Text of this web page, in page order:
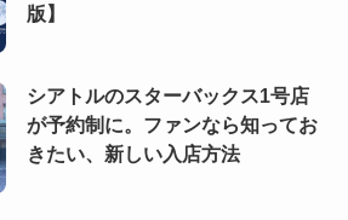
版】
シアトルのスターバックス1号店
が予約制に。ファンなら知ってお
きたい、新しい入店方法